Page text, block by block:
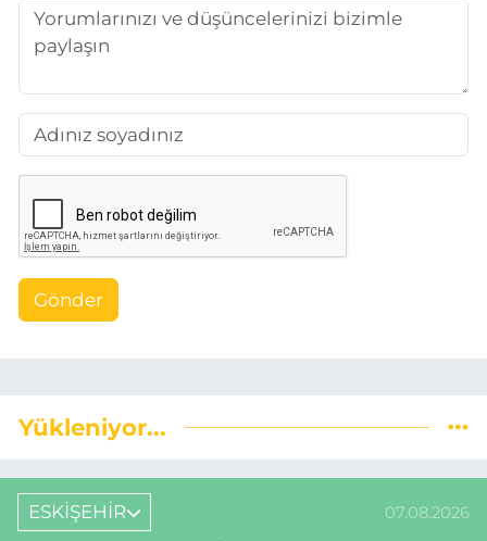
Gönder
Yükleniyor...
ESKİŞEHİR 07.08.2026